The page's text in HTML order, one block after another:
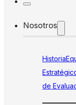
Nosotros
Historia
de